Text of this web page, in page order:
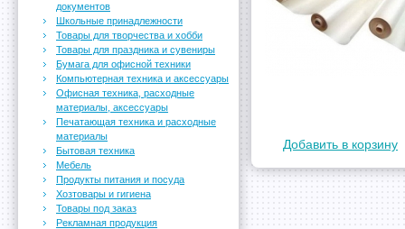
Добавить в корзину
документов
Школьные принадлежности
Товары для творчества и хобби
Товары для праздника и сувениры
Бумага для офисной техники
Компьютерная техника и аксессуары
Офисная техника, расходные
материалы, аксессуары
Печатающая техника и расходные
материалы
Бытовая техника
Мебель
Продукты питания и посуда
Хозтовары и гигиена
Товары под заказ
Рекламная продукция